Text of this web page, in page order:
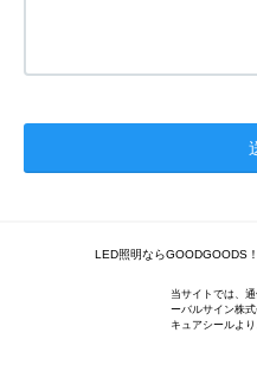
LED照明ならGOODGOODS
当サイトでは、
ーバルサイン株
キュアシールよ